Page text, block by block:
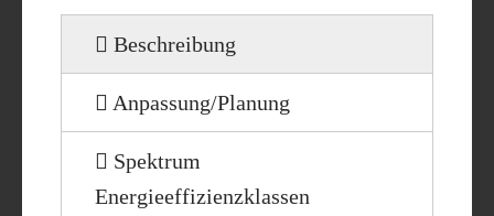
Beschreibung
Anpassung/Planung
Spektrum
Energieeffizienzklassen